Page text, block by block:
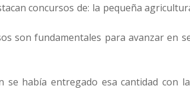
concursos de: la pequeña
son fundamentales para avanzar en
había entregado esa cantidad con